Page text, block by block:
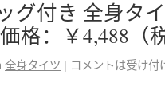
グ付き 全身タ
格：￥4,488（
全身タイツ | コメントは受け付